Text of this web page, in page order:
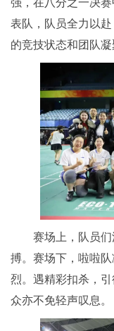
强，在八分之一决
表队，队员全力以
的竞技状态和团队凝
赛场上，队员
搏。赛场下，啦啦
烈。遇精彩扣杀，
众亦不免轻声叹息。